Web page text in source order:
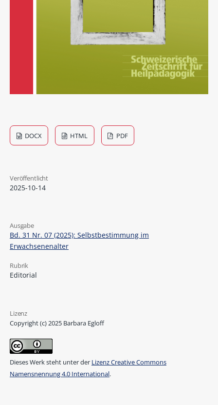
DOCX HTML PDF
Veröffentlicht
2025-10-14
Ausgabe
Bd. 31 Nr. 07 (2025): Selbstbestimmung im
Erwachsenenalter
Rubrik
Editorial
Lizenz
Copyright (c) 2025 Barbara Egloff
Dieses Werk steht unter der Lizenz Creative Commons
Namensnennung 4.0 International.